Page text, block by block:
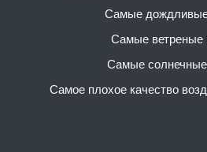
Самые дождливые
Самые ветреные
Самые солнечные
Самое плохое качество